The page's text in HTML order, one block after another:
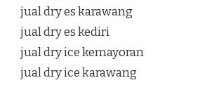
jual dry es karawang
jual dry es kediri
jual dry ice kemayoran
jual dry ice karawang